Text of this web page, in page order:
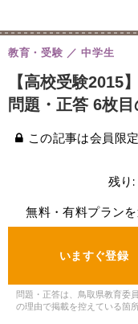
【高校受験2015
問題・正答 6枚
教育・受験 中学生
この記事は会員限
残り
無料・有料プラン
いますぐ登録
問題・正答は、鳥取県教育委
の理由で掲載を控えている箇